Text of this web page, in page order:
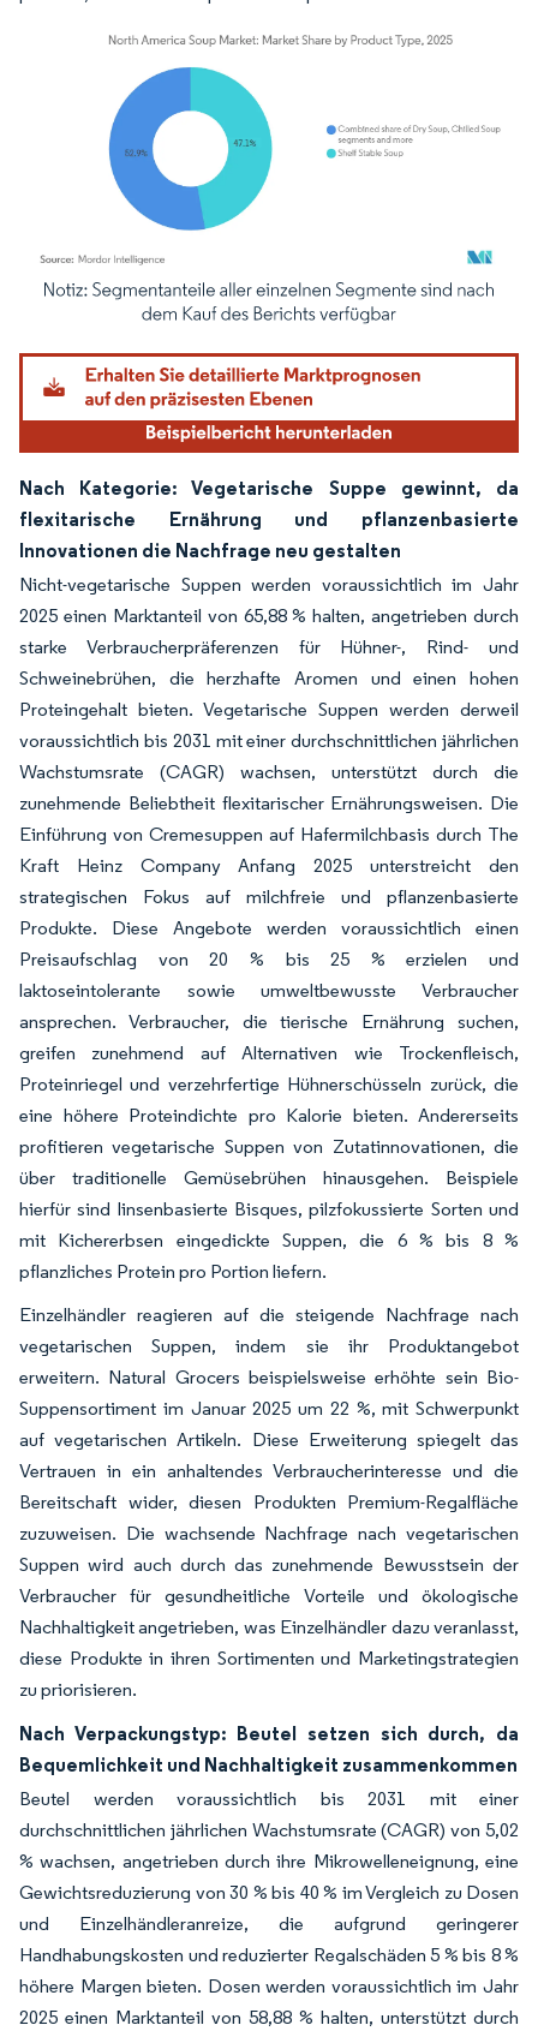
Bild © Mordor Intelligence. Wiederverwendung erfordert Namensnennung
Nach Kategorie: Vegetarische Suppe gewinnt, da
flexitarische Ernährung und pflanzenbasierte
Innovationen die Nachfrage neu gestalten
Nicht-vegetarische Suppen werden voraussichtlich im Jahr
2025 einen Marktanteil von 65,88 % halten, angetrieben durch
starke Verbraucherpräferenzen für Hühner-, Rind- und
Schweinebrühen, die herzhafte Aromen und einen hohen
Proteingehalt bieten. Vegetarische Suppen werden derweil
voraussichtlich bis 2031 mit einer durchschnittlichen jährlichen
Wachstumsrate (CAGR) wachsen, unterstützt durch die
zunehmende Beliebtheit flexitarischer Ernährungsweisen. Die
Einführung von Cremesuppen auf Hafermilchbasis durch The
Kraft Heinz Company Anfang 2025 unterstreicht den
strategischen Fokus auf milchfreie und pflanzenbasierte
Produkte. Diese Angebote werden voraussichtlich einen
Preisaufschlag von 20 % bis 25 % erzielen und
laktoseintolerante sowie umweltbewusste Verbraucher
ansprechen. Verbraucher, die tierische Ernährung suchen,
greifen zunehmend auf Alternativen wie Trockenfleisch,
Proteinriegel und verzehrfertige Hühnerschüsseln zurück, die
eine höhere Proteindichte pro Kalorie bieten. Andererseits
profitieren vegetarische Suppen von Zutatinnovationen, die
über traditionelle Gemüsebrühen hinausgehen. Beispiele
hierfür sind linsenbasierte Bisques, pilzfokussierte Sorten und
mit Kichererbsen eingedickte Suppen, die 6 % bis 8 %
pflanzliches Protein pro Portion liefern.
Einzelhändler reagieren auf die steigende Nachfrage nach
vegetarischen Suppen, indem sie ihr Produktangebot
erweitern. Natural Grocers beispielsweise erhöhte sein Bio-
Suppensortiment im Januar 2025 um 22 %, mit Schwerpunkt
auf vegetarischen Artikeln. Diese Erweiterung spiegelt das
Vertrauen in ein anhaltendes Verbraucherinteresse und die
Bereitschaft wider, diesen Produkten Premium-Regalfläche
zuzuweisen. Die wachsende Nachfrage nach vegetarischen
Suppen wird auch durch das zunehmende Bewusstsein der
Verbraucher für gesundheitliche Vorteile und ökologische
Nachhaltigkeit angetrieben, was Einzelhändler dazu veranlasst,
diese Produkte in ihren Sortimenten und Marketingstrategien
zu priorisieren.
Nach Verpackungstyp: Beutel setzen sich durch, da
Bequemlichkeit und Nachhaltigkeit zusammenkommen
Beutel werden voraussichtlich bis 2031 mit einer
durchschnittlichen jährlichen Wachstumsrate (CAGR) von 5,02
% wachsen, angetrieben durch ihre Mikrowelleneignung, eine
Gewichtsreduzierung von 30 % bis 40 % im Vergleich zu Dosen
und Einzelhändleranreize, die aufgrund geringerer
Handhabungskosten und reduzierter Regalschäden 5 % bis 8 %
höhere Margen bieten. Dosen werden voraussichtlich im Jahr
2025 einen Marktanteil von 58,88 % halten, unterstützt durch